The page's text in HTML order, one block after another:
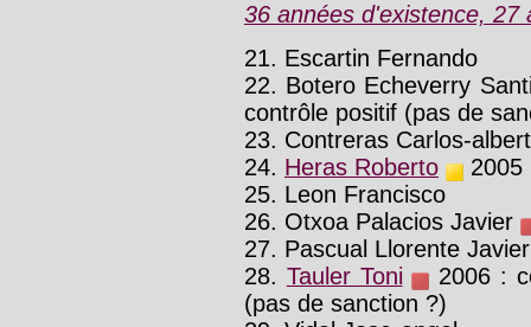
36 années d'existence,
21. Escartin Fernando
22. Botero Echeverry
contrôle positif (pas de
23. Contreras Carlos-
24. Heras Roberto
2005
25. Leon Francisco
26. Otxoa Palacios Javier
27. Pascual Llorente
28. Tauler Toni
2006 :
(pas de sanction ?)